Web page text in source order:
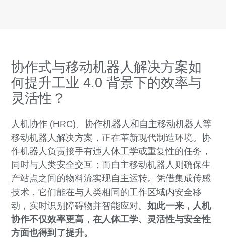
协作式与移动机器人解决方案如
何提升工业 4.0 背景下的效率与
灵活性？
人机协作 (HRC)、协作机器人和自主移动机器人等
移动机器人解决方案，正在革新现代制造环境。协
作机器人负责接手有违人体工学或重复性的任务，
同时与人类安全交互；而自主移动机器人则确保生
产站点之间的物料流实现自主运转。凭借集成传感
技术，它们能在与人类相同的工作区域内安全移
动，实时识别障碍物并智能应对。如此一来，人机
协作不仅效率更高，在人体工学、灵活性与安全性
方面也得到了提升。